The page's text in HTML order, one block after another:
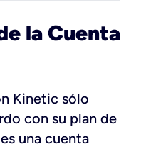
la Cuenta
Kinetic sólo
con su plan de
una cuenta